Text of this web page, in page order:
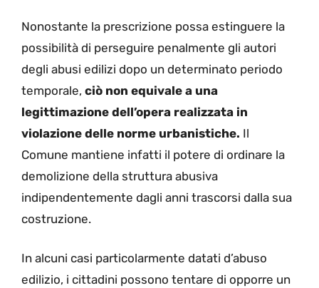
Nonostante la prescrizione possa estinguere la
possibilità di perseguire penalmente gli autori
degli abusi edilizi dopo un determinato periodo
temporale, ciò non equivale a una
legittimazione dell’opera realizzata in
violazione delle norme urbanistiche. Il
Comune mantiene infatti il potere di ordinare la
demolizione della struttura abusiva
indipendentemente dagli anni trascorsi dalla sua
costruzione.
In alcuni casi particolarmente datati d’abuso
edilizio, i cittadini possono tentare di opporre un